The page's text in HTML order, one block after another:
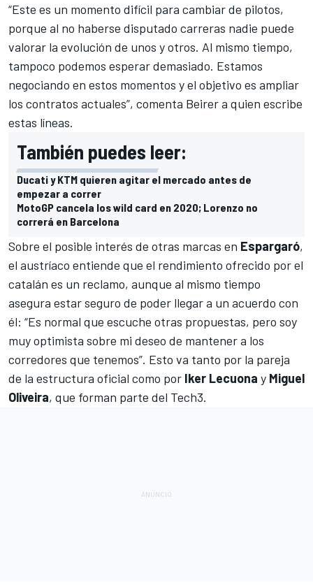
“Este es un momento difícil para cambiar de pilotos,
porque al no haberse disputado carreras nadie puede
valorar la evolución de unos y otros. Al mismo tiempo,
tampoco podemos esperar demasiado. Estamos
negociando en estos momentos y el objetivo es ampliar
los contratos actuales”, comenta Beirer a quien escribe
estas líneas.
También puedes leer:
Ducati y KTM quieren agitar el mercado antes de
empezar a correr
MotoGP cancela los wild card en 2020; Lorenzo no
correrá en Barcelona
Sobre el posible interés de otras marcas en Espargaró,
el austríaco entiende que el rendimiento ofrecido por el
catalán es un reclamo, aunque al mismo tiempo
asegura estar seguro de poder llegar a un acuerdo con
él: “Es normal que escuche otras propuestas, pero soy
muy optimista sobre mi deseo de mantener a los
corredores que tenemos”. Esto va tanto por la pareja
de la estructura oficial como por Iker Lecuona y Miguel
Oliveira, que forman parte del Tech3.